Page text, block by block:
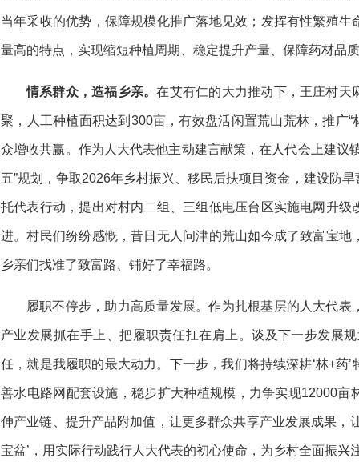
当年采收的优势，保障规模化推广落地见效；发挥有性繁殖
量高的特点，实现缩短种植周期、稳定提升产量、保障药材品
情系群众，造福乡亲。在艾有仁的大力推动下，王庄村天
聚，人工种植面积达到300亩，有效盘活闲置荒山荒林，推广
众增收共赢。作为人大代表他主动建言献策，在人代会上建议
五”规划，争取2026年乡村振兴、移民后扶项目资金，建设防
托代表行动，提出对村内二组、三组低电压台区实施电网升
进。村民们纷纷感慨，昔日无人问津的荒山如今成了致富宝
乡亲们找准了致富路、铺好了幸福路。
履职不停步，助力高质量发展。作为扎根基层的人大代
产业发展抓在手上、把履职责任扛在肩上。谈及下一步发展
任，就是我履职的最大动力。下一步，我们将持续深耕‘林+药
善水电路网配套设施，稳步扩大种植规模，力争实现12000亩
伸产业链、提升产品附加值，让更多群众共享产业发展成果，
宝盆’，用实际行动践行人大代表的初心使命，为乡村全面振兴